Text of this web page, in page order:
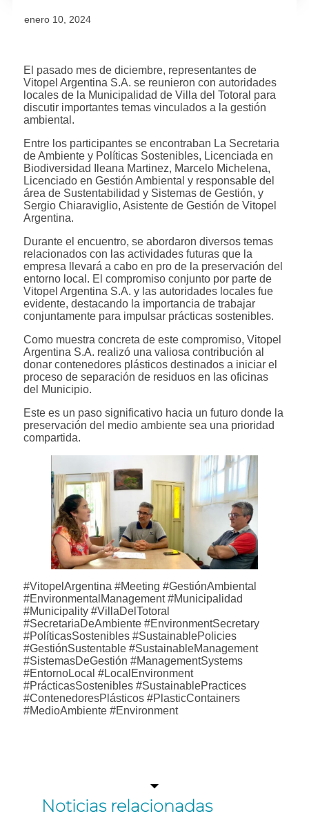
enero 10, 2024
El pasado mes de diciembre, representantes de
Vitopel Argentina S.A. se reunieron con autoridades
locales de la Municipalidad de Villa del Totoral para
discutir importantes temas vinculados a la gestión
ambiental.
Entre los participantes se encontraban La Secretaria
de Ambiente y Políticas Sostenibles, Licenciada en
Biodiversidad Ileana Martinez, Marcelo Michelena,
Licenciado en Gestión Ambiental y responsable del
área de Sustentabilidad y Sistemas de Gestión, y
Sergio Chiaraviglio, Asistente de Gestión de Vitopel
Argentina.
Durante el encuentro, se abordaron diversos temas
relacionados con las actividades futuras que la
empresa llevará a cabo en pro de la preservación del
entorno local. El compromiso conjunto por parte de
Vitopel Argentina S.A. y las autoridades locales fue
evidente, destacando la importancia de trabajar
conjuntamente para impulsar prácticas sostenibles.
Como muestra concreta de este compromiso, Vitopel
Argentina S.A. realizó una valiosa contribución al
donar contenedores plásticos destinados a iniciar el
proceso de separación de residuos en las oficinas
del Municipio.
Este es un paso significativo hacia un futuro donde la
preservación del medio ambiente sea una prioridad
compartida.
#VitopelArgentina #Meeting #GestiónAmbiental
#EnvironmentalManagement #Municipalidad
#Municipality #VillaDelTotoral
#SecretariaDeAmbiente #EnvironmentSecretary
#PolíticasSostenibles #SustainablePolicies
#GestiónSustentable #SustainableManagement
#SistemasDeGestión #ManagementSystems
#EntornoLocal #LocalEnvironment
#PrácticasSostenibles #SustainablePractices
#ContenedoresPlásticos #PlasticContainers
#MedioAmbiente #Environment
Noticias relacionadas